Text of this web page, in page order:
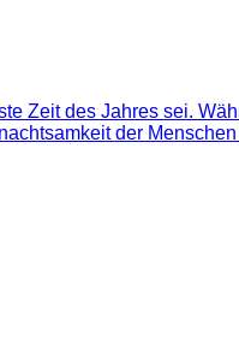
Zeit des Jahres sei.
der